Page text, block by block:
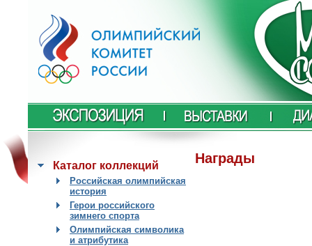
Каталог коллекций
Российская олимпийская
история
Герои российского
зимнего спорта
Олимпийская символика
и атрибутика
Награды